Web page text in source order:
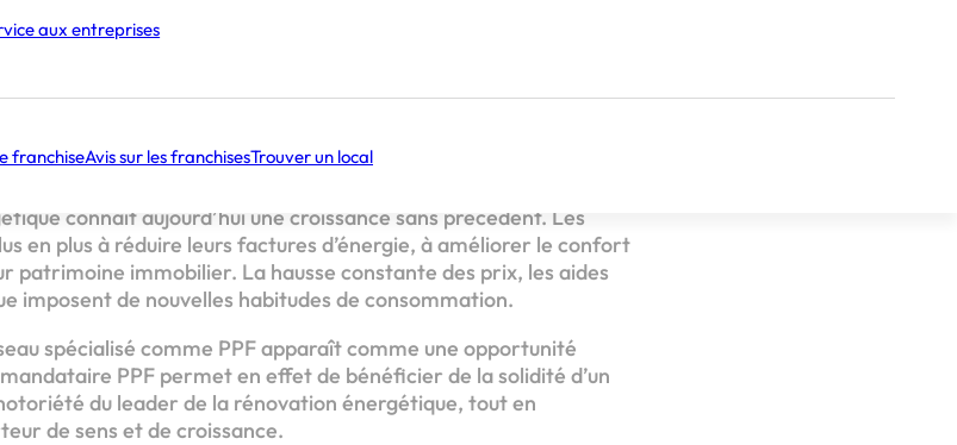
aux entreprises
franchiseAvis sur les franchisesTrouver un local
avec les plus grands réseaux
immobiliers
parPPF.
connaît aujourd’hui une croissance sans précédent. Les
en plus à réduire leurs factures d’énergie, à améliorer le confort
patrimoine immobilier. La hausse constante des prix, les aides
imposent de nouvelles habitudes de consommation.
spécialisé comme PPF apparaît comme une opportunité
PPF permet en effet de bénéficier de la solidité d’un
du leader de la rénovation énergétique, tout en
de sens et de croissance.